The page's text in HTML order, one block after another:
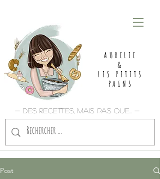
AURELIE
&
LES PETITS
PAINS
- Des recettes, mais pas que... -
Post